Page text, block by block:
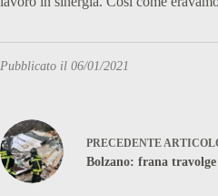
Pubblicato il 06/01/2021
PRECEDENTE
Bolzano: frana